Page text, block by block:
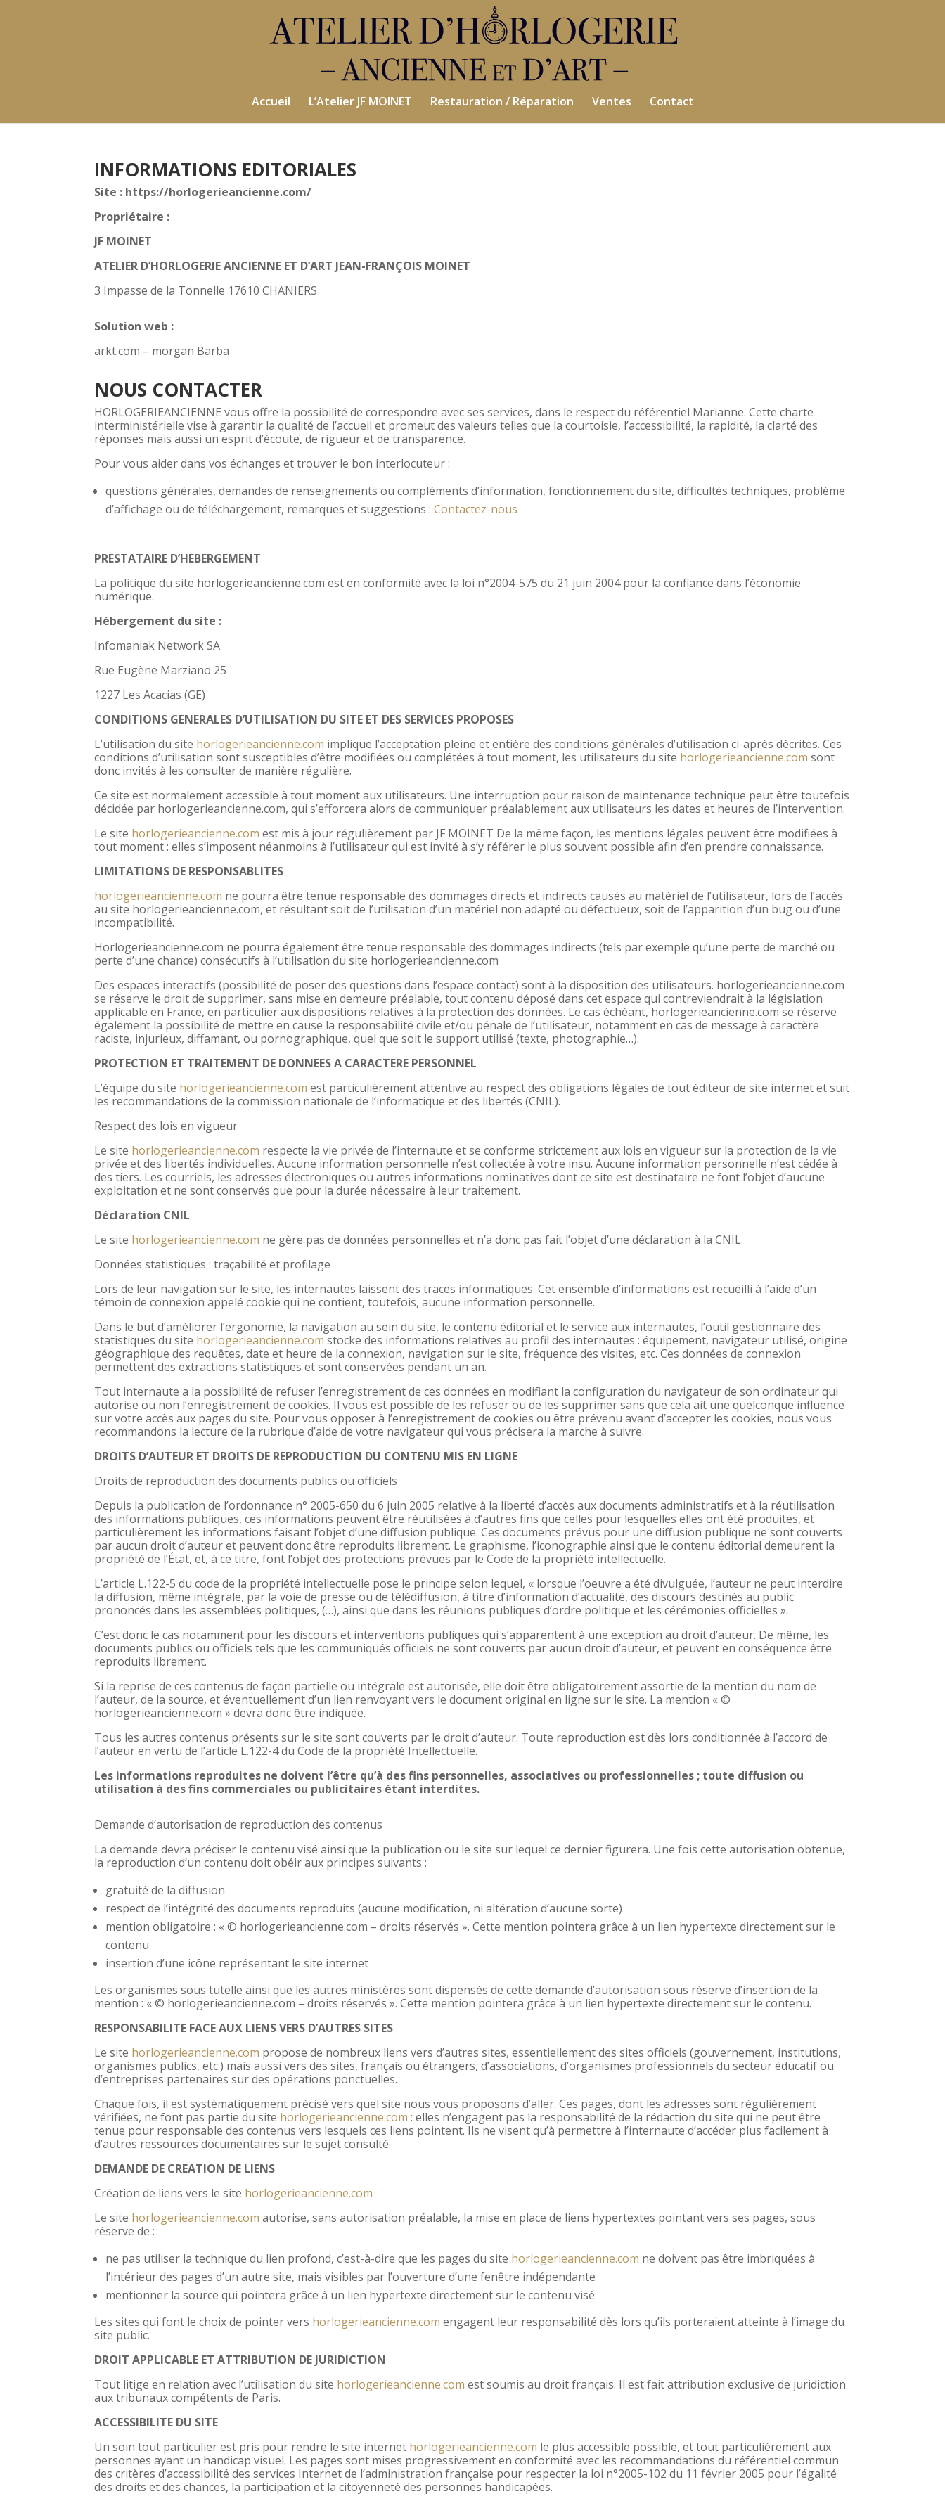
Accueil L’Atelier JF MOINET Restauration / Réparation Ventes Contact
INFORMATIONS EDITORIALES
Site : https://horlogerieancienne.com/
Propriétaire :
JF MOINET
ATELIER D’HORLOGERIE ANCIENNE ET D’ART JEAN-FRANÇOIS MOINET
3 Impasse de la Tonnelle 17610 CHANIERS
Solution web :
arkt.com – morgan Barba
NOUS CONTACTER
HORLOGERIEANCIENNE vous offre la possibilité de correspondre avec ses services, dans le respect du référentiel Marianne. Cette charte
interministérielle vise à garantir la qualité de l’accueil et promeut des valeurs telles que la courtoisie, l’accessibilité, la rapidité, la clarté des
réponses mais aussi un esprit d’écoute, de rigueur et de transparence.
Pour vous aider dans vos échanges et trouver le bon interlocuteur :
questions générales, demandes de renseignements ou compléments d’information, fonctionnement du site, difficultés techniques, problème
d’affichage ou de téléchargement, remarques et suggestions :Contactez-nous
PRESTATAIRE D’HEBERGEMENT
La politique du site horlogerieancienne.com est en conformité avec la loi n°2004-575 du 21 juin 2004 pour la confiance dans l’économie
numérique.
Hébergement du site :
Infomaniak Network SA
Rue Eugène Marziano 25
1227 Les Acacias (GE)
CONDITIONS GENERALES D’UTILISATION DU SITE ET DES SERVICES PROPOSES
L’utilisation du site horlogerieancienne.com implique l’acceptation pleine et entière des conditions générales d’utilisation ci-après décrites. Ces
conditions d’utilisation sont susceptibles d’être modifiées ou complétées à tout moment, les utilisateurs du site horlogerieancienne.com sont
donc invités à les consulter de manière régulière.
Ce site est normalement accessible à tout moment aux utilisateurs. Une interruption pour raison de maintenance technique peut être toutefois
décidée par horlogerieancienne.com, qui s’efforcera alors de communiquer préalablement aux utilisateurs les dates et heures de l’intervention.
Le site horlogerieancienne.com est mis à jour régulièrement par JF MOINET De la même façon, les mentions légales peuvent être modifiées à
tout moment : elles s’imposent néanmoins à l’utilisateur qui est invité à s’y référer le plus souvent possible afin d’en prendre connaissance.
LIMITATIONS DE RESPONSABLITES
horlogerieancienne.com ne pourra être tenue responsable des dommages directs et indirects causés au matériel de l’utilisateur, lors de l’accès
au site horlogerieancienne.com, et résultant soit de l’utilisation d’un matériel non adapté ou défectueux, soit de l’apparition d’un bug ou d’une
incompatibilité.
Horlogerieancienne.com ne pourra également être tenue responsable des dommages indirects (tels par exemple qu’une perte de marché ou
perte d’une chance) consécutifs à l’utilisation du site horlogerieancienne.com
Des espaces interactifs (possibilité de poser des questions dans l’espace contact) sont à la disposition des utilisateurs. horlogerieancienne.com
se réserve le droit de supprimer, sans mise en demeure préalable, tout contenu déposé dans cet espace qui contreviendrait à la législation
applicable en France, en particulier aux dispositions relatives à la protection des données. Le cas échéant, horlogerieancienne.com se réserve
également la possibilité de mettre en cause la responsabilité civile et/ou pénale de l’utilisateur, notamment en cas de message à caractère
raciste, injurieux, diffamant, ou pornographique, quel que soit le support utilisé (texte, photographie…).
PROTECTION ET TRAITEMENT DE DONNEES A CARACTERE PERSONNEL
L’équipe du site horlogerieancienne.com est particulièrement attentive au respect des obligations légales de tout éditeur de site internet et suit
les recommandations de la commission nationale de l’informatique et des libertés (CNIL).
Respect des lois en vigueur
Le site horlogerieancienne.com respecte la vie privée de l’internaute et se conforme strictement aux lois en vigueur sur la protection de la vie
privée et des libertés individuelles. Aucune information personnelle n’est collectée à votre insu. Aucune information personnelle n’est cédée à
des tiers. Les courriels, les adresses électroniques ou autres informations nominatives dont ce site est destinataire ne font l’objet d’aucune
exploitation et ne sont conservés que pour la durée nécessaire à leur traitement.
Déclaration CNIL
Le site horlogerieancienne.com ne gère pas de données personnelles et n’a donc pas fait l’objet d’une déclaration à la CNIL.
Données statistiques : traçabilité et profilage
Lors de leur navigation sur le site, les internautes laissent des traces informatiques. Cet ensemble d’informations est recueilli à l’aide d’un
témoin de connexion appelé cookie qui ne contient, toutefois, aucune information personnelle.
Dans le but d’améliorer l’ergonomie, la navigation au sein du site, le contenu éditorial et le service aux internautes, l’outil gestionnaire des
statistiques du site horlogerieancienne.com stocke des informations relatives au profil des internautes : équipement, navigateur utilisé, origine
géographique des requêtes, date et heure de la connexion, navigation sur le site, fréquence des visites, etc. Ces données de connexion
permettent des extractions statistiques et sont conservées pendant un an.
Tout internaute a la possibilité de refuser l’enregistrement de ces données en modifiant la configuration du navigateur de son ordinateur qui
autorise ou non l’enregistrement de cookies. Il vous est possible de les refuser ou de les supprimer sans que cela ait une quelconque influence
sur votre accès aux pages du site. Pour vous opposer à l’enregistrement de cookies ou être prévenu avant d’accepter les cookies, nous vous
recommandons la lecture de la rubrique d’aide de votre navigateur qui vous précisera la marche à suivre.
DROITS D’AUTEUR ET DROITS DE REPRODUCTION DU CONTENU MIS EN LIGNE
Droits de reproduction des documents publics ou officiels
Depuis la publication de l’ordonnance n° 2005-650 du 6 juin 2005 relative à la liberté d’accès aux documents administratifs et à la réutilisation
des informations publiques, ces informations peuvent être réutilisées à d’autres fins que celles pour lesquelles elles ont été produites, et
particulièrement les informations faisant l’objet d’une diffusion publique. Ces documents prévus pour une diffusion publique ne sont couverts
par aucun droit d’auteur et peuvent donc être reproduits librement. Le graphisme, l’iconographie ainsi que le contenu éditorial demeurent la
propriété de l’État, et, à ce titre, font l’objet des protections prévues par le Code de la propriété intellectuelle.
L’article L.122-5 du code de la propriété intellectuelle pose le principe selon lequel, « lorsque l’oeuvre a été divulguée, l’auteur ne peut interdire
la diffusion, même intégrale, par la voie de presse ou de télédiffusion, à titre d’information d’actualité, des discours destinés au public
prononcés dans les assemblées politiques, (…), ainsi que dans les réunions publiques d’ordre politique et les cérémonies officielles ».
C’est donc le cas notamment pour les discours et interventions publiques qui s’apparentent à une exception au droit d’auteur. De même, les
documents publics ou officiels tels que les communiqués officiels ne sont couverts par aucun droit d’auteur, et peuvent en conséquence être
reproduits librement.
Si la reprise de ces contenus de façon partielle ou intégrale est autorisée, elle doit être obligatoirement assortie de la mention du nom de
l’auteur, de la source, et éventuellement d’un lien renvoyant vers le document original en ligne sur le site. La mention « ©
horlogerieancienne.com » devra donc être indiquée.
Tous les autres contenus présents sur le site sont couverts par le droit d’auteur. Toute reproduction est dès lors conditionnée à l’accord de
l’auteur en vertu de l’article L.122-4 du Code de la propriété Intellectuelle.
Les informations reproduites ne doivent l’être qu’à des fins personnelles, associatives ou professionnelles ; toute diffusion ou
utilisation à des fins commerciales ou publicitaires étant interdites.
Demande d’autorisation de reproduction des contenus
La demande devra préciser le contenu visé ainsi que la publication ou le site sur lequel ce dernier figurera. Une fois cette autorisation obtenue,
la reproduction d’un contenu doit obéir aux principes suivants :
gratuité de la diffusion
respect de l’intégrité des documents reproduits (aucune modification, ni altération d’aucune sorte)
mention obligatoire : « © horlogerieancienne.com – droits réservés ». Cette mention pointera grâce à un lien hypertexte directement sur le
contenu
insertion d’une icône représentant le site internet
Les organismes sous tutelle ainsi que les autres ministères sont dispensés de cette demande d’autorisation sous réserve d’insertion de la
mention : « © horlogerieancienne.com – droits réservés ». Cette mention pointera grâce à un lien hypertexte directement sur le contenu.
RESPONSABILITE FACE AUX LIENS VERS D’AUTRES SITES
Le site horlogerieancienne.com propose de nombreux liens vers d’autres sites, essentiellement des sites officiels (gouvernement, institutions,
organismes publics, etc.) mais aussi vers des sites, français ou étrangers, d’associations, d’organismes professionnels du secteur éducatif ou
d’entreprises partenaires sur des opérations ponctuelles.
Chaque fois, il est systématiquement précisé vers quel site nous vous proposons d’aller. Ces pages, dont les adresses sont régulièrement
vérifiées, ne font pas partie du site horlogerieancienne.com : elles n’engagent pas la responsabilité de la rédaction du site qui ne peut être
tenue pour responsable des contenus vers lesquels ces liens pointent. Ils ne visent qu’à permettre à l’internaute d’accéder plus facilement à
d’autres ressources documentaires sur le sujet consulté.
DEMANDE DE CREATION DE LIENS
Création de liens vers le site horlogerieancienne.com
Le site horlogerieancienne.com autorise, sans autorisation préalable, la mise en place de liens hypertextes pointant vers ses pages, sous
réserve de :
ne pas utiliser la technique du lien profond, c’est-à-dire que les pages du site horlogerieancienne.com ne doivent pas être imbriquées à
l’intérieur des pages d’un autre site, mais visibles par l’ouverture d’une fenêtre indépendante
mentionner la source qui pointera grâce à un lien hypertexte directement sur le contenu visé
Les sites qui font le choix de pointer vers horlogerieancienne.com engagent leur responsabilité dès lors qu’ils porteraient atteinte à l’image du
site public.
DROIT APPLICABLE ET ATTRIBUTION DE JURIDICTION
Tout litige en relation avec l’utilisation du site horlogerieancienne.com est soumis au droit français. Il est fait attribution exclusive de juridiction
aux tribunaux compétents de Paris.
ACCESSIBILITE DU SITE
Un soin tout particulier est pris pour rendre le site internet horlogerieancienne.com le plus accessible possible, et tout particulièrement aux
personnes ayant un handicap visuel. Les pages sont mises progressivement en conformité avec les recommandations du référentiel commun
des critères d’accessibilité des services Internet de l’administration française pour respecter la loi n°2005-102 du 11 février 2005 pour l’égalité
des droits et des chances, la participation et la citoyenneté des personnes handicapées.